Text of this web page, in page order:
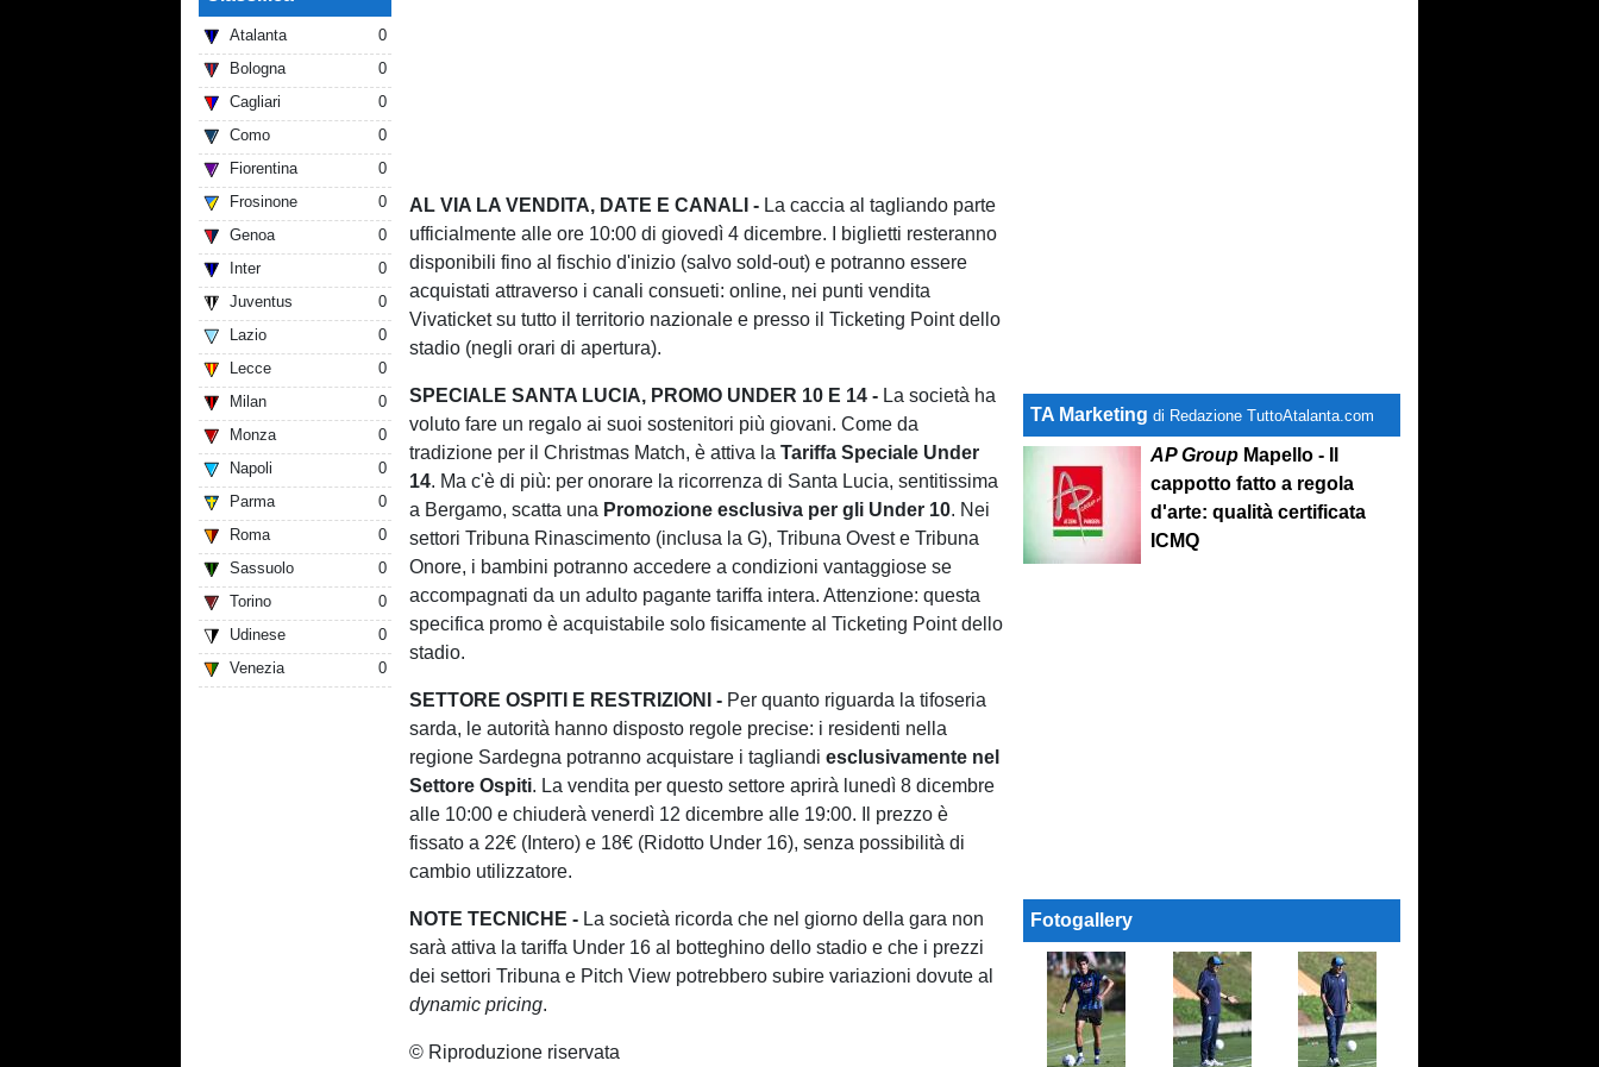
Atalanta
0
Bologna
0
Cagliari
0
Como
0
Fiorentina
0
Frosinone
0
Genoa
0
Inter
0
Juventus
0
Lazio
0
Lecce
0
Milan
0
Monza
0
Napoli
0
Parma
0
Roma
0
Sassuolo
0
Torino
0
Udinese
0
Venezia
0
AL VIA LA VENDITA, DATE E CANALI - La caccia al tagliando parte
ufficialmente alle ore 10:00 di giovedì 4 dicembre. I biglietti resteranno
disponibili fino al fischio d'inizio (salvo sold-out) e potranno essere
acquistati attraverso i canali consueti: online, nei punti vendita
Vivaticket su tutto il territorio nazionale e presso il Ticketing Point dello
stadio (negli orari di apertura).
SPECIALE SANTA LUCIA, PROMO UNDER 10 E 14 - La società ha
voluto fare un regalo ai suoi sostenitori più giovani. Come da
tradizione per il Christmas Match, è attiva laTariffa Speciale Under
14. Ma c'è di più: per onorare la ricorrenza di Santa Lucia, sentitissima
a Bergamo, scatta una Promozione esclusiva per gli Under 10. Nei
settori Tribuna Rinascimento (inclusa la G), Tribuna Ovest e Tribuna
Onore, i bambini potranno accedere a condizioni vantaggiose se
accompagnati da un adulto pagante tariffa intera. Attenzione: questa
specifica promo è acquistabile solo fisicamente al Ticketing Point dello
stadio.
SETTORE OSPITI E RESTRIZIONI - Per quanto riguarda la tifoseria
sarda, le autorità hanno disposto regole precise: i residenti nella
regione Sardegna potranno acquistare i tagliandiesclusivamente nel
Settore Ospiti. La vendita per questo settore aprirà lunedì 8 dicembre
alle 10:00 e chiuderà venerdì 12 dicembre alle 19:00. Il prezzo è
fissato a 22€ (Intero) e 18€ (Ridotto Under 16), senza possibilità di
cambio utilizzatore.
NOTE TECNICHE - La società ricorda che nel giorno della gara non
sarà attiva la tariffa Under 16 al botteghino dello stadio e che i prezzi
dei settori Tribuna e Pitch View potrebbero subire variazioni dovute al
dynamic pricing.
© Riproduzione riservata
TA Marketing di Redazione TuttoAtalanta.com
AP Group Mapello - Il
cappotto fatto a regola
d'arte: qualità certificata
ICMQ
Fotogallery